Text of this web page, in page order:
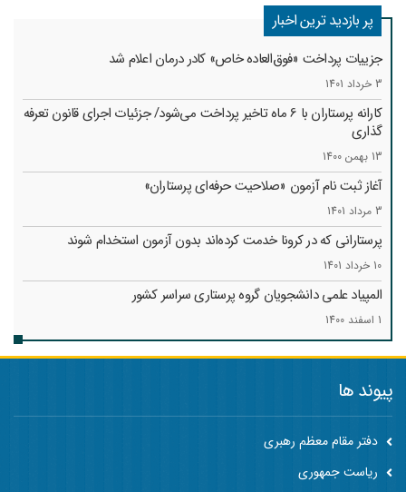
پر بازدید ترین اخبار
جزییات پرداخت «فوق‌العاده خاص» کادر درمان اعلام شد
3 خرداد 1401
کارانه‌ پرستاران با 6 ماه تاخیر پرداخت می‌شود/ جزئیات اجرای قانون تعرفه
گذاری
13 بهمن 1400
آغاز ثبت نام آزمون «صلاحیت حرفه‌ای پرستاران»
3 مرداد 1401
پرستارانی که در کرونا خدمت کرد‌ه‌اند بدون آزمون استخدام شوند
10 خرداد 1401
المپیاد علمی دانشجویان گروه پرستاری سراسر کشور
1 اسفند 1400
پیوند ها
دفتر مقام معظم رهبری
ریاست جمهوری